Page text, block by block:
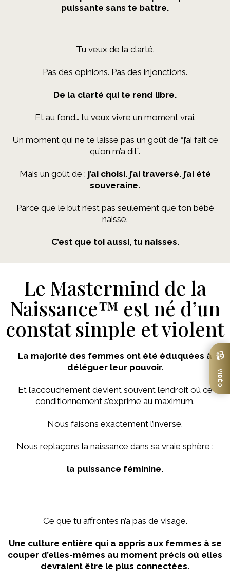
puissante sans te battre.
Tu veux de la clarté.
Pas des opinions. Pas des injonctions.
De la clarté qui te rend libre.
Et au fond… tu veux vivre un moment vrai.
Un moment qui ne te laisse pas un goût de “j’ai fait ce
qu’on m’a dit”.
Mais un goût de : j’ai choisi. j’ai traversé. j’ai été
souveraine.
Parce que le but n’est pas seulement que ton bébé
naisse.
C’est que toi aussi, tu naisses.
Le Mastermind de la
Naissance™ est né d’un
constat simple et violent
La majorité des femmes ont été éduquées à
déléguer leur pouvoir.
Et l’accouchement devient souvent l’endroit où ce
conditionnement s’exprime au maximum.
Nous faisons exactement l’inverse.
Nous replaçons la naissance dans sa vraie sphère :
la puissance féminine.
Ce que tu affrontes n’a pas de visage.
Une culture entière qui a appris aux femmes à se
couper d’elles-mêmes au moment précis où elles
devraient être le plus connectées.